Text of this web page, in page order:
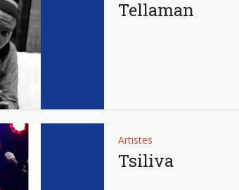
Tellaman
Artistes
Tsiliva